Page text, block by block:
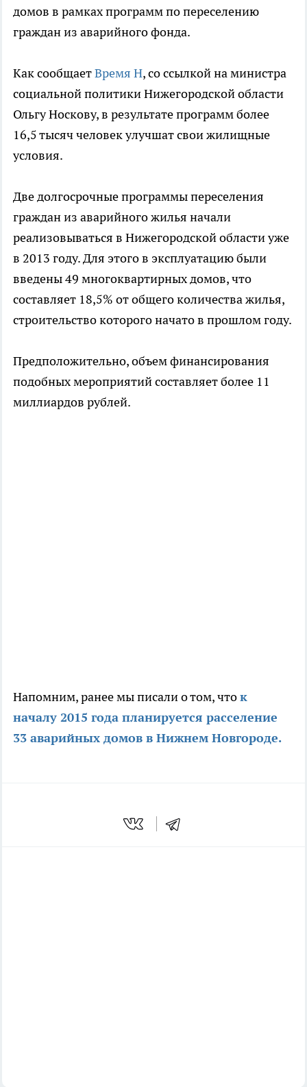
домов в рамках программ по переселению
граждан из аварийного фонда.
Как сообщаетВремя Н, со ссылкой на министра
социальной политики Нижегородской области
Ольгу Носкову, в результате программ более
16,5 тысяч человек улучшат свои жилищные
условия.
Две долгосрочные программы переселения
граждан из аварийного жилья начали
реализовываться в Нижегородской области уже
в 2013 году. Для этого в эксплуатацию были
введены 49 многоквартирных домов, что
составляет 18,5% от общего количества жилья,
строительство которого начато в прошлом году.
Предположительно, объем финансирования
подобных мероприятий составляет более 11
миллиардов рублей.
Напомним, ранее мы писали о том, чток
началу 2015 года планируется расселение
33 аварийных домов в Нижнем Новгороде.